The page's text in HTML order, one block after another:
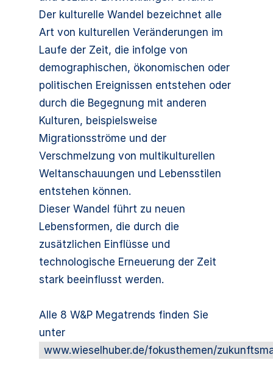
Der kulturelle Wandel bezeichnet alle
Art von kulturellen Veränderungen im
Laufe der Zeit, die infolge von
demographischen, ökonomischen oder
politischen Ereignissen entstehen oder
durch die Begegnung mit anderen
Kulturen, beispielsweise
Migrationsströme und der
Verschmelzung von multikulturellen
Weltanschauungen und Lebensstilen
entstehen können.
Dieser Wandel führt zu neuen
Lebensformen, die durch die
zusätzlichen Einflüsse und
technologische Erneuerung der Zeit
stark beeinflusst werden.
Alle 8 W&P Megatrends finden Sie
unter
www.wieselhuber.de/fokusthemen/